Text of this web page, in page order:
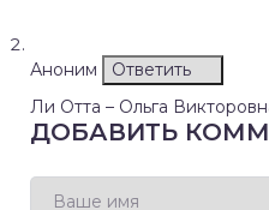
Аноним
Ответить
Ли Отта – Ольга
ДОБАВИТЬ